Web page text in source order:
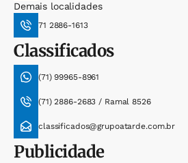
Demais localidades
71 2886-1613
Classificados
(71) 99965-8961
(71) 2886-2683 / Ramal 8526
classificados@grupoatarde.com.br
Publicidade